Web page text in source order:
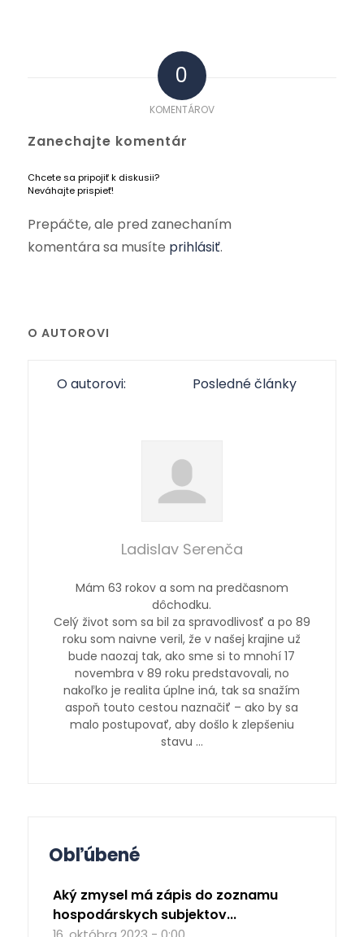
0
KOMENTÁROV
Zanechajte komentár
Chcete sa pripojiť k diskusii?
Neváhajte prispieť!
Prepáčte, ale pred zanechaním
komentára sa musíte prihlásiť.
O AUTOROVI
O autorovi: Posledné články
Ladislav Serenča
Mám 63 rokov a som na predčasnom
dôchodku.
Celý život som sa bil za spravodlivosť a po 89
roku som naivne veril, že v našej krajine už
bude naozaj tak, ako sme si to mnohí 17
novembra v 89 roku predstavovali, no
nakoľko je realita úplne iná, tak sa snažím
aspoň touto cestou naznačiť – ako by sa
malo postupovať, aby došlo k zlepšeniu
stavu …
Obľúbené
Aký zmysel má zápis do zoznamu
hospodárskych subjektov...